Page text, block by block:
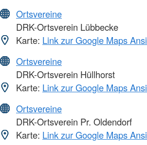
Ortsvereine
DRK-Ortsverein Lübbecke
Karte: Link zur Google Maps
Ortsvereine
DRK-Ortsverein Hüllhorst
Karte: Link zur Google Maps
Ortsvereine
DRK-Ortsverein Pr. Oldendorf
Karte: Link zur Google Maps